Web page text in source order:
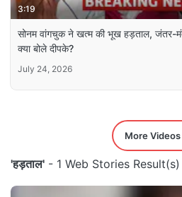
3:19
सोनम वांगचुक ने खत्म की भूख हड़ताल, जंतर-
क्या बोले दीपके?
July 24, 2026
More Videos
'हड़ताल' - 1 Web Stories Result(s)